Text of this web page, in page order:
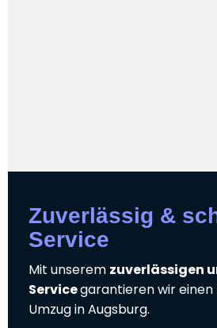
Zuverlässig &
Service
Mit unserem zuverlässigen
Servicegarantieren wir einen
Umzug in Augsburg.